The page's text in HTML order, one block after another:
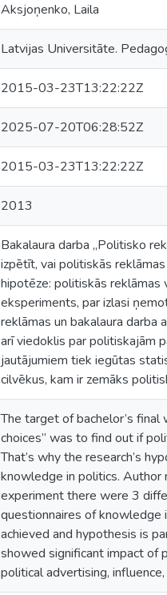
Aksjoņenko, Laila
Latvijas Universitāte.
2015-03-23T13:22:22Z
2025-07-20T06:28:52Z
2015-03-23T13:22:22Z
2013
Bakalaura darba „Politisko
izpētīt, vai politiskās
hipotēze: politiskās reklāmas
eksperiments, par izlasi
reklāmas un bakalaura darba
arī viedoklis par politiskajām
jautājumiem tiek iegūtas
cilvēkus, kam ir zemāks
The target of bachelor’s
choices” was to find out if
That’s why the research’s
knowledge in politics. Author
experiment there were 3
questionnaires of knowledge
achieved and hypothesis is
showed significant impact of
political advertising,